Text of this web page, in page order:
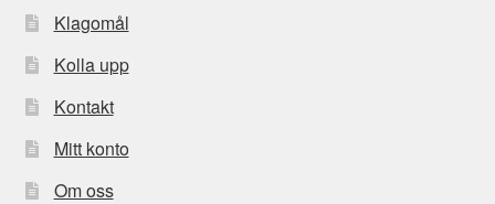
Klagomål
Kolla upp
Kontakt
Mitt konto
Om oss